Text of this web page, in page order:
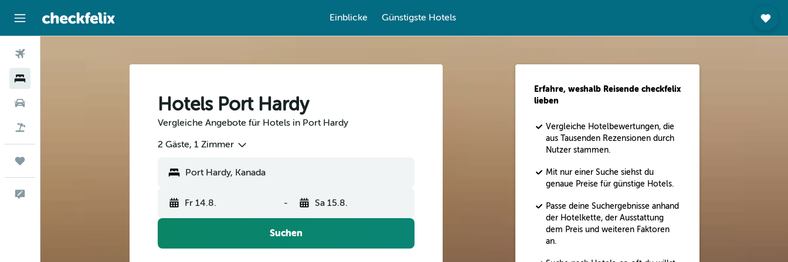
Einblicke Günstigste Hotels
Hotels Port Hardy
Vergleiche Angebote für Hotels in Port Hardy
2 Gäste, 1 Zimmer
Fr 14.8. - Sa 15.8.
Suchen
Erfahre, weshalb Reisende checkfelix
lieben
Vergleiche Hotelbewertungen, die
aus Tausenden Rezensionen durch
Nutzer stammen.
Mit nur einer Suche siehst du
genaue Preise für günstige Hotels.
Passe deine Suchergebnisse anhand
der Hotelkette, der Ausstattung
dem Preis und weiteren Faktoren
an.